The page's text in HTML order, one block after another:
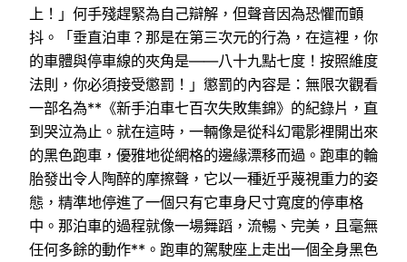
上！」何手殘趕緊為自己辯解，但聲音因為恐懼而顫
抖。「垂直泊車？那是在第三次元的行為，在這裡，你
的車體與停車線的夾角是——八十九點七度！按照維度
法則，你必須接受懲罰！」懲罰的內容是：無限次觀看
一部名為**《新手泊車七百次失敗集錦》的紀錄片，直
到哭泣為止。就在這時，一輛像是從科幻電影裡開出來
的黑色跑車，優雅地從網格的邊緣漂移而過。跑車的輪
胎發出令人陶醉的摩擦聲，它以一種近乎蔑視重力的姿
態，精準地停進了一個只有它車身尺寸寬度的停車格
中。那泊車的過程就像一場舞蹈，流暢、完美，且毫無
任何多餘的動作**。跑車的駕駛座上走出一個全身黑色